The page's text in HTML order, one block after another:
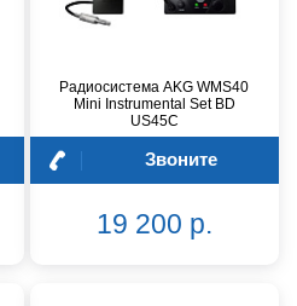
Радиосистема AKG WMS40
Mini Instrumental Set BD
US45C
Звоните
19 200 р.